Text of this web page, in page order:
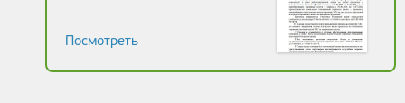
Посмотреть